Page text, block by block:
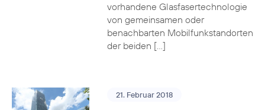
vorhandene Glasfasertechnologie
von gemeinsamen oder
benachbarten Mobilfunkstandorten
der beiden […]
21. Februar 2018